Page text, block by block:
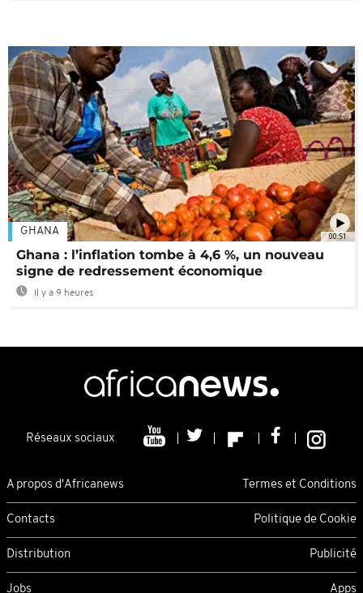
00:51
GHANA
Ghana : l’inflation tombe à 4,6 %, un nouveau
signe de redressement économique
Il y a 9 heures
Réseaux sociaux
A propos d'Africanews Termes et Conditions
Contacts Politique de Cookie
Distribution Publicité
Jobs Apps